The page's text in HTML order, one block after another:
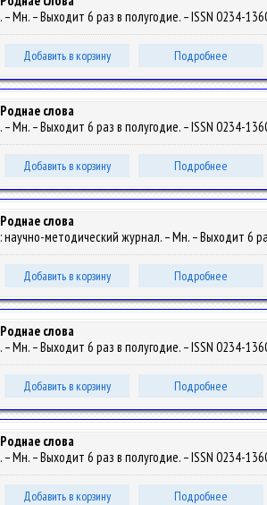
. – Мн. – Выходит 6 раз в полугодие. – ISSN 0234-
Добавить в корзину Подробнее
Роднае слова
. – Мн. – Выходит 6 раз в полугодие. – ISSN 0234-
Добавить в корзину Подробнее
Роднае слова
: научно-методический журнал. – Мн. – Выходит 6
Добавить в корзину Подробнее
Роднае слова
. – Мн. – Выходит 6 раз в полугодие. – ISSN 0234-
Добавить в корзину Подробнее
Роднае слова
. – Мн. – Выходит 6 раз в полугодие. – ISSN 0234-
Добавить в корзину Подробнее